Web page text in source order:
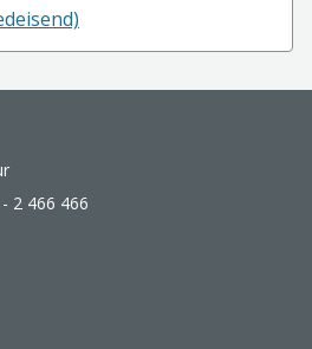
2 466 466